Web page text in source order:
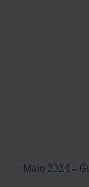
Maio 2024 –